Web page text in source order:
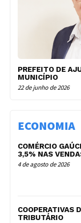
PREFEITO DE
MUNICÍPIO
22 de junho de 2026
ECONOMIA
COMÉRCIO
3,5% NAS
4 de agosto de 2026
COOPERATIVAS
TRIBUTÁRIO